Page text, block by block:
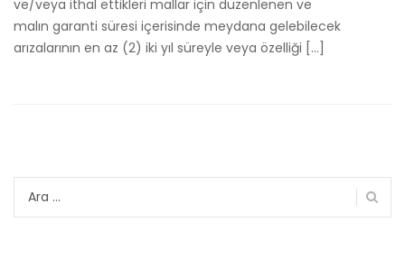
ve/veya ithal ettikleri mallar için düzenlenen ve
malın garanti süresi içerisinde meydana gelebilecek
arızalarının en az (2) iki yıl süreyle veya özelliği […]
Arama: